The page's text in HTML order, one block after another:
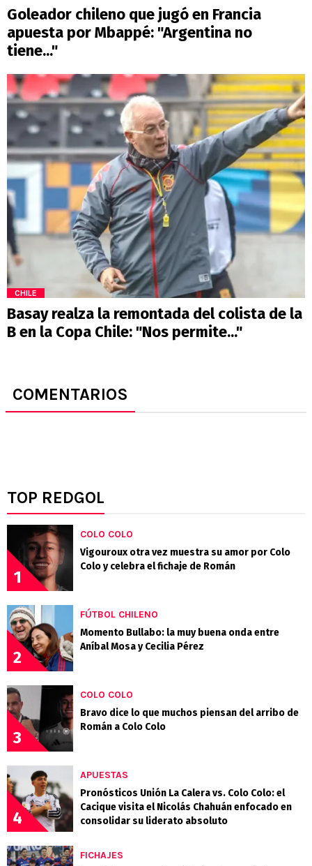
Goleador chileno que jugó en Francia
apuesta por Mbappé: "Argentina no
tiene..."
CHILE
Basay realza la remontada del colista de la
B en la Copa Chile: "Nos permite..."
COMENTARIOS
TOP REDGOL
1
COLO COLO
Vigouroux otra vez muestra su amor por Colo
Colo y celebra el fichaje de Román
2
FÚTBOL CHILENO
Momento Bullabo: la muy buena onda entre
Aníbal Mosa y Cecilia Pérez
3
COLO COLO
Bravo dice lo que muchos piensan del arribo de
Román a Colo Colo
4
APUESTAS
Pronósticos Unión La Calera vs. Colo Colo: el
Cacique visita el Nicolás Chahuán enfocado en
consolidar su liderato absoluto
FICHAJES